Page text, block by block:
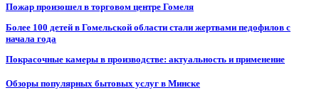
Пожар произошел в торговом центре Гомеля
Более 100 детей в Гомельской области стали жертвами педофилов с
начала года
Покрасочные камеры в производстве: актуальность и применение
Обзоры популярных бытовых услуг в Минске